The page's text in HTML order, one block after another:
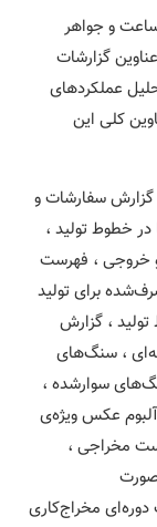
ساعت و جواهر
گزارشات
عملکردهای
کلی این
سفارشات و
خطوط تولید ،
و خروجی ، فهرست
برای تولید
، گزارش
، سنگ‌های
سوارشده ،
‌عکس ویژه‌ی
مخراجی ،
صورت
مخراج‌کاری